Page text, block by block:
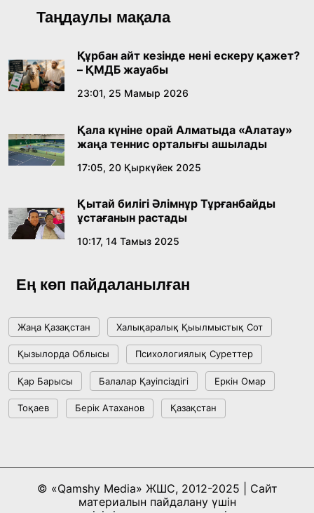
Таңдаулы мақала
Құрбан айт кезінде нені ескеру қажет?
– ҚМДБ жауабы
23:01, 25 Мамыр 2026
Қала күніне орай Алматыда «Алатау»
жаңа теннис орталығы ашылады
17:05, 20 Қыркүйек 2025
Қытай билігі Әлімнұр Тұрғанбайды
ұстағанын растады
10:17, 14 Тамыз 2025
Ең көп пайдаланылған
Жаңа Қазақстан Халықаралық Қыылмыстық Сот
Қызылорда Облысы Психологиялық Суреттер
Қар Барысы Балалар Қауіпсіздігі Еркін Омар
Тоқаев Берік Атаханов Қазақстан
© «Qamshy Media» ЖШС, 2012-2025 | Сайт
материалын пайдалану үшін